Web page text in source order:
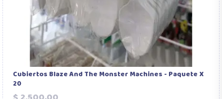
Cubiertos Blaze And The Monster Machines - Paquete X
20